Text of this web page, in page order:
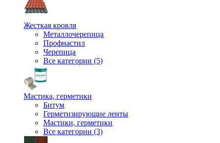
Жесткая кровля
Металлочерепица
Профнастил
Черепица
Все категории (5)
Мастика, герметики
Битум
Герметизирующие ленты
Мастики, герметики
Все категории (3)